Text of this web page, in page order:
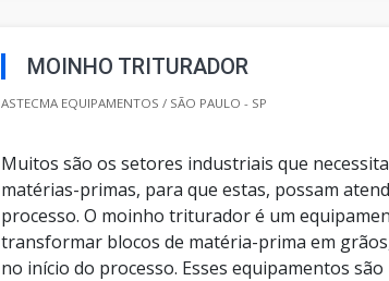
MOINHO TRITURADOR
ASTECMA EQUIPAMENTOS / SÃO PAULO - SP
Muitos são os setores industriais que
matérias-primas, para que estas, possam
processo. O moinho triturador é um
transformar blocos de matéria-prima em
no início do processo. Esses equipamentos